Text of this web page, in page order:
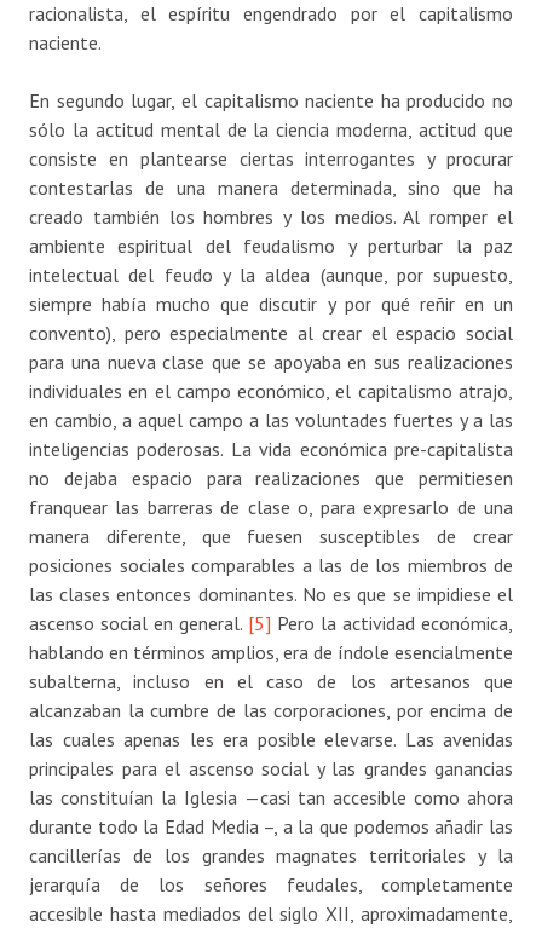
racionalista, el espíritu engendrado por el capitalismo
naciente.
En segundo lugar, el capitalismo naciente ha producido no
sólo la actitud mental de la ciencia moderna, actitud que
consiste en plantearse ciertas interrogantes y procurar
contestarlas de una manera determinada, sino que ha
creado también los hombres y los medios. Al romper el
ambiente espiritual del feudalismo y perturbar la paz
intelectual del feudo y la aldea (aunque, por supuesto,
siempre había mucho que discutir y por qué reñir en un
convento), pero especialmente al crear el espacio social
para una nueva clase que se apoyaba en sus realizaciones
individuales en el campo económico, el capitalismo atrajo,
en cambio, a aquel campo a las voluntades fuertes y a las
inteligencias poderosas. La vida económica pre-capitalista
no dejaba espacio para realizaciones que permitiesen
franquear las barreras de clase o, para expresarlo de una
manera diferente, que fuesen susceptibles de crear
posiciones sociales comparables a las de los miembros de
las clases entonces dominantes. No es que se impidiese el
ascenso social en general. [5] Pero la actividad económica,
hablando en términos amplios, era de índole esencialmente
subalterna, incluso en el caso de los artesanos que
alcanzaban la cumbre de las corporaciones, por encima de
las cuales apenas les era posible elevarse. Las avenidas
principales para el ascenso social y las grandes ganancias
las constituían la Iglesia —casi tan accesible como ahora
durante todo la Edad Media –, a la que podemos añadir las
cancillerías de los grandes magnates territoriales y la
jerarquía de los señores feudales, completamente
accesible hasta mediados del siglo XII, aproximadamente,